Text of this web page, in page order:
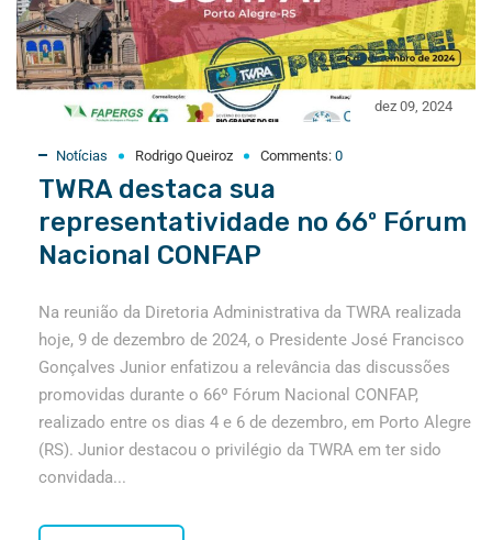
dez 09, 2024
Notícias Rodrigo Queiroz Comments: 0
TWRA destaca sua
representatividade no 66º Fórum
Nacional CONFAP
Na reunião da Diretoria Administrativa da TWRA realizada
hoje, 9 de dezembro de 2024, o Presidente José Francisco
Gonçalves Junior enfatizou a relevância das discussões
promovidas durante o 66º Fórum Nacional CONFAP,
realizado entre os dias 4 e 6 de dezembro, em Porto Alegre
(RS). Junior destacou o privilégio da TWRA em ter sido
convidada...